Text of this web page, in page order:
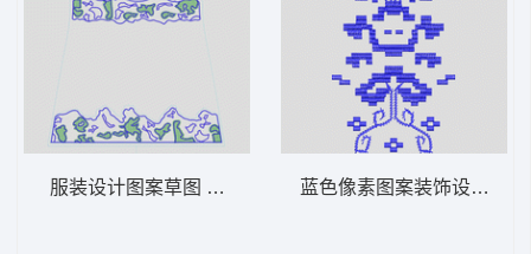
服装设计图案草图 条码 蓝色像素图案装饰设计 抽